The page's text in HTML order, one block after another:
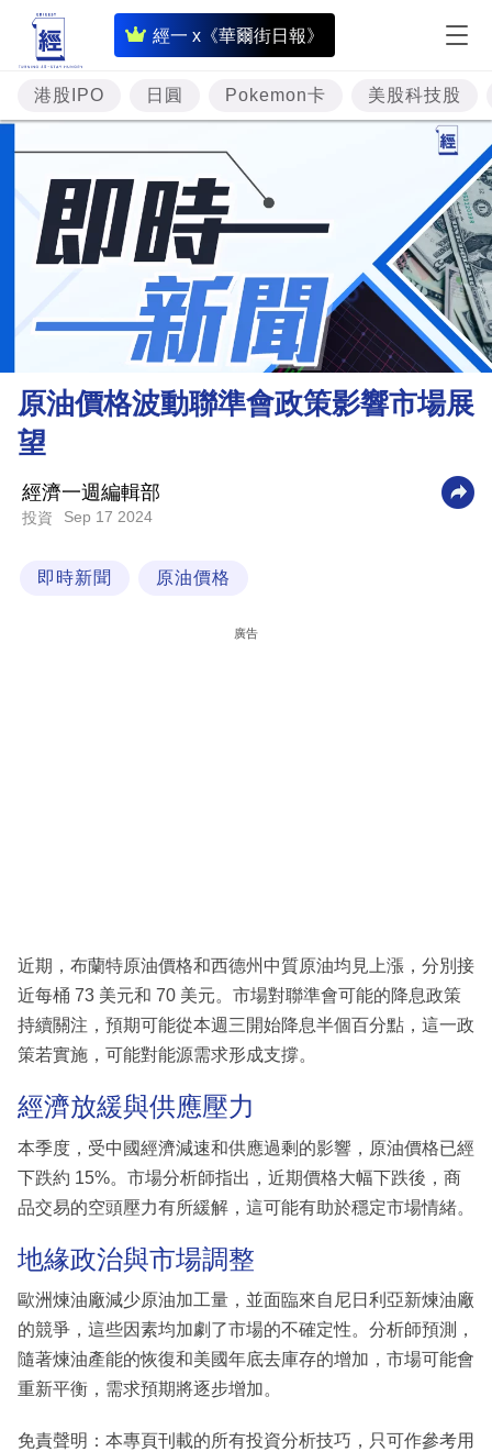
經一 x《華爾街日報》
即
時
財
經
專
題
投
資
樓
市
財
業
科
區
港股IPO 日圓 Pokemon卡 美股科技股
原油價格波動聯準會政策影響市場展
望
經濟一週編輯部
投資 Sep 17 2024
即時新聞 原油價格
廣告
近期，布蘭特原油價格和西德州中質原油均見上漲，分別接
近每桶 73 美元和 70 美元。市場對聯準會可能的降息政策
持續關注，預期可能從本週三開始降息半個百分點，這一政
策若實施，可能對能源需求形成支撐。
經濟放緩與供應壓力
本季度，受中國經濟減速和供應過剩的影響，原油價格已經
下跌約 15%。市場分析師指出，近期價格大幅下跌後，商
品交易的空頭壓力有所緩解，這可能有助於穩定市場情緒。
地緣政治與市場調整
歐洲煉油廠減少原油加工量，並面臨來自尼日利亞新煉油廠
的競爭，這些因素均加劇了市場的不確定性。分析師預測，
隨著煉油產能的恢復和美國年底去庫存的增加，市場可能會
重新平衡，需求預期將逐步增加。
免責聲明：本專頁刊載的所有投資分析技巧，只可作參考用